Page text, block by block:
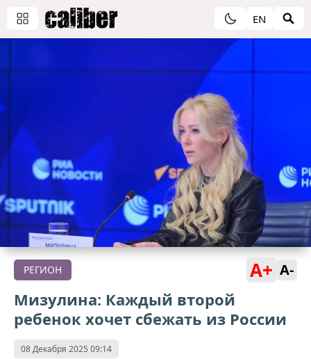
EN
РЕГИОН A+ A-
Мизулина: Каждый второй
ребенок хочет сбежать из России
08 Декабря 2025 09:14